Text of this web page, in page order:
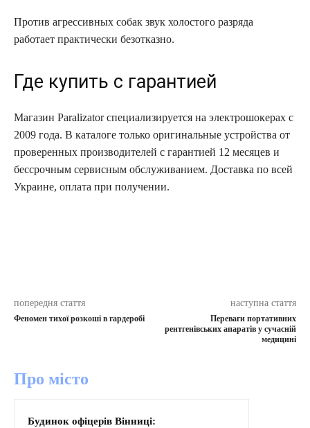
Против агрессивных собак звук холостого разряда
работает практически безотказно.
Где купить с гарантией
Магазин Paralizator специализируется на электрошокерах с
2009 года. В каталоге только оригинальные устройства от
проверенных производителей с гарантией 12 месяцев и
бессрочным сервисным обслуживанием. Доставка по всей
Украине, оплата при получении.
попередня стаття
Феномен тихої розкоші в гардеробі
наступна стаття
Переваги портативних
рентгенівських апаратів у сучасній
медицині
Про місто
Будинок офіцерів Вінниці: